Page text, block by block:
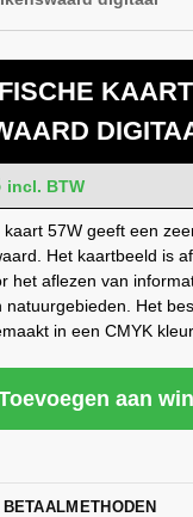
incl. BTW
57W geeft een
Het kaartbeeld is
het aflezen van
natuurgebieden. Het
in een CMYK
aan